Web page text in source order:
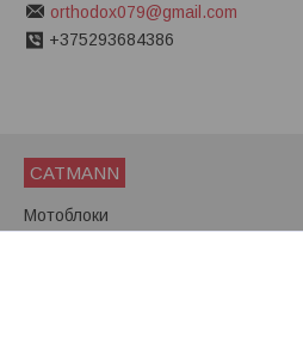
orthodox079@gmail.com
+375293684386
CATMANN
Мотоблоки